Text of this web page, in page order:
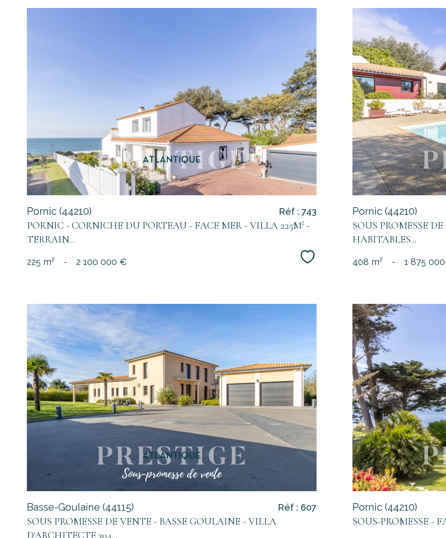
voir le
bien
Pornic (44210)
PORNIC - CORNICHE DU PORTEAU - FACE MER - VILLA 225M² -
TERRAIN...
Réf : 743
225 m² - 2 100 000 € Sélectionner
Pornic (44210)
SOUS PROMESSE
HABITABLES...
408 m² - 1 875
voir le
bien
Basse-Goulaine (44115)
SOUS PROMESSE DE VENTE - BASSE GOULAINE - VILLA
Réf : 607
Pornic (44210)
SOUS-PROMESSE -